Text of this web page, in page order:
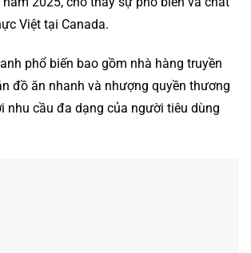
Việt tại Canada.
phổ biến bao gồm nhà hàng truyền
đồ ăn nhanh và nhượng quyền thương
nhu cầu đa dạng của người tiêu dùng